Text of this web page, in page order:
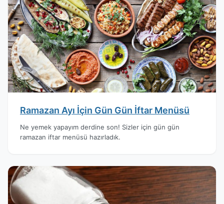
Ramazan Ayı İçin Gün Gün İftar Menüsü
Ne yemek yapayım derdine son! Sizler için gün gün
ramazan iftar menüsü hazırladık.